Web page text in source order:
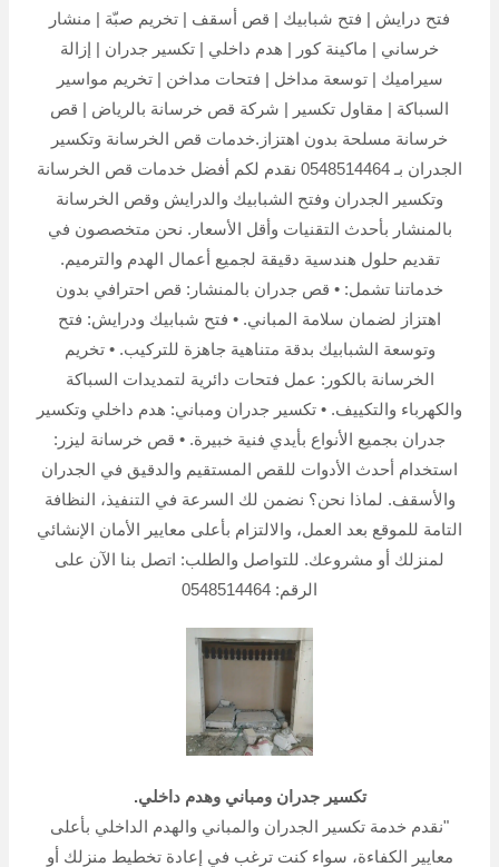
فتح درايش | فتح شبابيك | قص أسقف | تخريم صبّة | منشار
خرساني | ماكينة كور | هدم داخلي | تكسير جدران | إزالة
سيراميك | توسعة مداخل | فتحات مداخن | تخريم مواسير
السباكة | مقاول تكسير | شركة قص خرسانة بالرياض | قص
خرسانة مسلحة بدون اهتزاز.خدمات قص الخرسانة وتكسير
الجدران بـ 0548514464 نقدم لكم أفضل خدمات قص الخرسانة
وتكسير الجدران وفتح الشبابيك والدرايش وقص الخرسانة
بالمنشار بأحدث التقنيات وأقل الأسعار. نحن متخصصون في
تقديم حلول هندسية دقيقة لجميع أعمال الهدم والترميم.
خدماتنا تشمل: • قص جدران بالمنشار: قص احترافي بدون
اهتزاز لضمان سلامة المباني. • فتح شبابيك ودرايش: فتح
وتوسعة الشبابيك بدقة متناهية جاهزة للتركيب. • تخريم
الخرسانة بالكور: عمل فتحات دائرية لتمديدات السباكة
والكهرباء والتكييف. • تكسير جدران ومباني: هدم داخلي وتكسير
جدران بجميع الأنواع بأيدي فنية خبيرة. • قص خرسانة ليزر:
استخدام أحدث الأدوات للقص المستقيم والدقيق في الجدران
والأسقف. لماذا نحن؟ نضمن لك السرعة في التنفيذ، النظافة
التامة للموقع بعد العمل، والالتزام بأعلى معايير الأمان الإنشائي
لمنزلك أو مشروعك. للتواصل والطلب: اتصل بنا الآن على
الرقم: 0548514464
تكسير جدران ومباني وهدم داخلي.
"نقدم خدمة تكسير الجدران والمباني والهدم الداخلي بأعلى
معايير الكفاءة، سواء كنت ترغب في إعادة تخطيط منزلك أو